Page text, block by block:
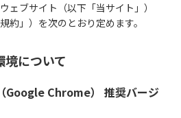
ェブサイト（以下「当サイト」）
約」）を次のとおり定めます。
境について
Google Chrome） 推奨バージ